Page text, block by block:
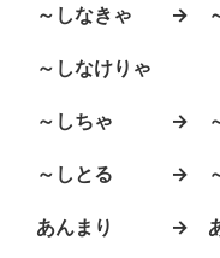
～しなきゃ → ～
～しなけりゃ
～しちゃ → ～
～しとる → ～
あんまり → あ